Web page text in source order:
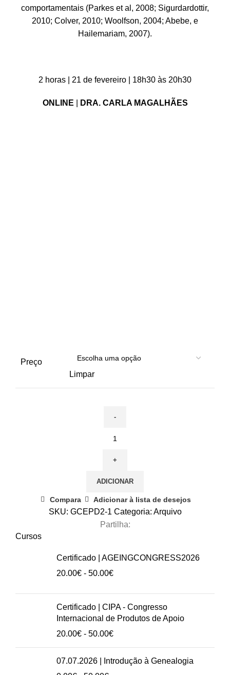
comportamentais (Parkes et al, 2008; Sigurdardottir,
2010; Colver, 2010; Woolfson, 2004; Abebe, e
Hailemariam, 2007).
2 horas | 21 de fevereiro | 18h30 às 20h30
ONLINE DRA. CARLA MAGALHÃES
Preço
Limpar
e
ADICIONAR
Compara Adicionar à lista de desejos
SKU: GCEPD2-1 Categoria: Arquivo
Partilha:
Cursos
Certificado | AGEINGCONGRESS2026
20.00€ - 50.00€Intervalo
preços:
20.00€
a
50.00€
Certificado | CIPA - Congresso
Internacional de Produtos de Apoio
20.00€ - 50.00€Intervalo
preços:
20.00€
07.07.2026 | Introdução à Genealogia